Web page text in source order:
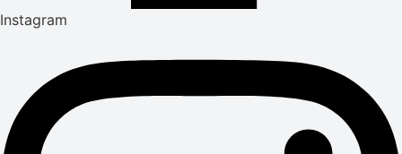
Instagram